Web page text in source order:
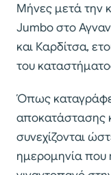
Μήνες μετά την
Jumbo στο
και Καρδίτσα,
του
Όπως
αποκατάστασης
συνεχίζονται
ημερομηνία που